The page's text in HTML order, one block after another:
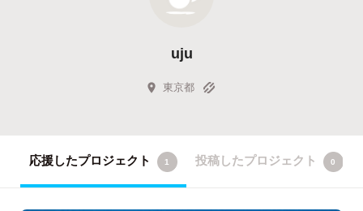
uju
東京都
応援したプロジェクト 1 投稿したプロジェクト 0